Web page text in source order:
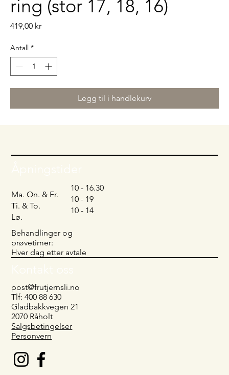
ring (stor 17, 18, 16)
419,00 krPris
Antall *
Legg til i handlekurv
post@frutjernsli.no
Tlf: 400 88 630
Gladbakkvegen 21
2070 Råholt
Salgsbetingelser
Personvern
Ma. On. & Fr.
Ti. & To.
Lø.
10 - 16.30
10 - 19
10 - 14
Behandlinger og
prøvetimer:
Hver dag etter avtale